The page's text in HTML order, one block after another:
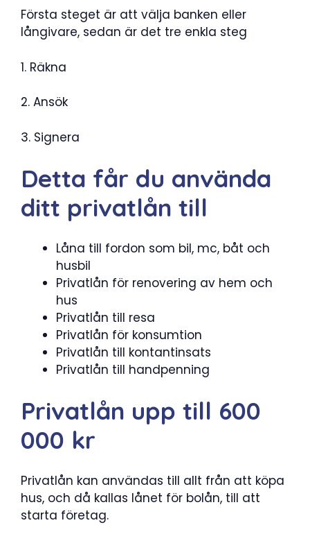
Första steget är att välja banken eller
långivare, sedan är det tre enkla steg
1. Räkna
2. Ansök
3. Signera
Detta får du använda
ditt privatlån till
Låna till fordon som bil, mc, båt och
husbil
Privatlån för renovering av hem och
hus
Privatlån till resa
Privatlån för konsumtion
Privatlån till kontantinsats
Privatlån till handpenning
Privatlån upp till 600
000 kr
Privatlån kan användas till allt från att köpa
hus, och då kallas lånet för bolån, till att
starta företag.